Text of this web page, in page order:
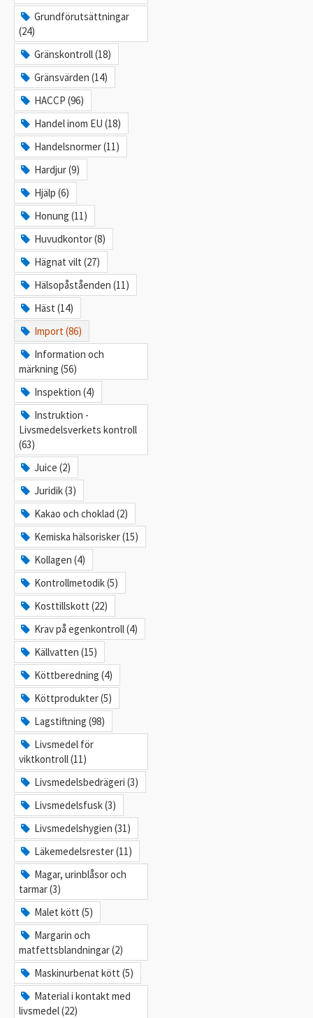
Grundförutsättningar
(24)
Gränskontroll (18)
Gränsvärden (14)
HACCP (96)
Handel inom EU (18)
Handelsnormer (11)
Hardjur (9)
Hjälp (6)
Honung (11)
Huvudkontor (8)
Hägnat vilt (27)
Hälsopåståenden (11)
Häst (14)
Import (86)
Information och
märkning (56)
Inspektion (4)
Instruktion -
Livsmedelsverkets kontroll
(63)
Juice (2)
Juridik (3)
Kakao och choklad (2)
Kemiska hälsorisker (15)
Kollagen (4)
Kontrollmetodik (5)
Kosttillskott (22)
Krav på egenkontroll (4)
Källvatten (15)
Köttberedning (4)
Köttprodukter (5)
Lagstiftning (98)
Livsmedel för
viktkontroll (11)
Livsmedelsbedrägeri (3)
Livsmedelsfusk (3)
Livsmedelshygien (31)
Läkemedelsrester (11)
Magar, urinblåsor och
tarmar (3)
Malet kött (5)
Margarin och
matfettsblandningar (2)
Maskinurbenat kött (5)
Material i kontakt med
livsmedel (22)